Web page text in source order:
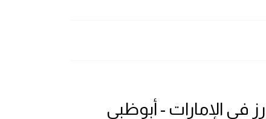
الإمارات - أبوظبي